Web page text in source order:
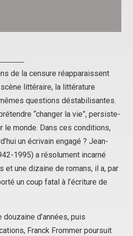
de la censure réapparaissent
littéraire, la littérature
questions déstabilisantes.
“changer la vie”, persiste-
le monde. Dans ces conditions,
un écrivain engagé ? Jean-
1995) a résolument incarné
et une dizaine de romans, il a, par
un coup fatal à l’écriture de
d’années, puis
Franck Frommer poursuit